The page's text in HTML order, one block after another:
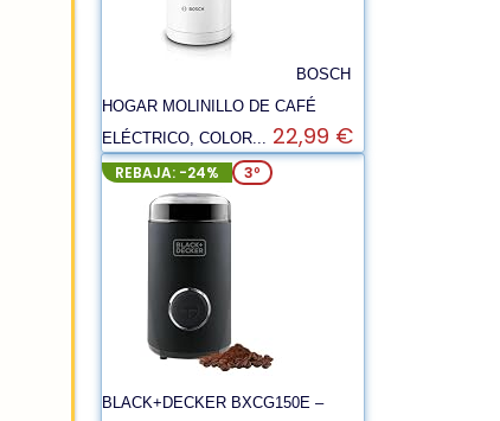
BOSCH
HOGAR MOLINILLO DE CAFÉ
ELÉCTRICO, COLOR... 22,99 €
REBAJA: -24% 3º
BLACK+DECKER BXCG150E –